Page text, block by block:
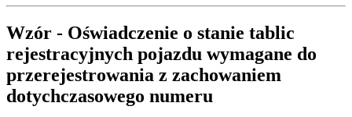
Wzór - Oświadczenie o stanie tablic
rejestracyjnych pojazdu wymagane do
przerejestrowania z zachowaniem
dotychczasowego numeru